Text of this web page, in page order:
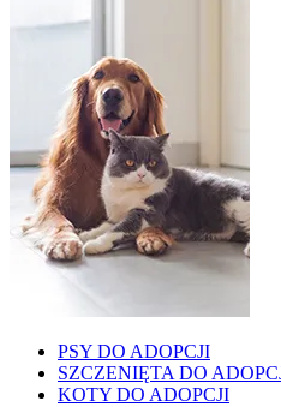
PSY DO ADOPCJI
SZCZENIĘTA DO
KOTY DO ADOPCJI